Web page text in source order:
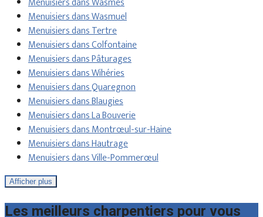
Menuisiers dans Wasmuel
Menuisiers dans Tertre
Menuisiers dans Colfontaine
Menuisiers dans Pâturages
Menuisiers dans Wihéries
Menuisiers dans Quaregnon
Menuisiers dans Blaugies
Menuisiers dans La Bouverie
Menuisiers dans Montrœul-sur-Haine
Menuisiers dans Hautrage
Menuisiers dans Ville-Pommerœul
Afficher plus
Les meilleurs charpentiers pour vous